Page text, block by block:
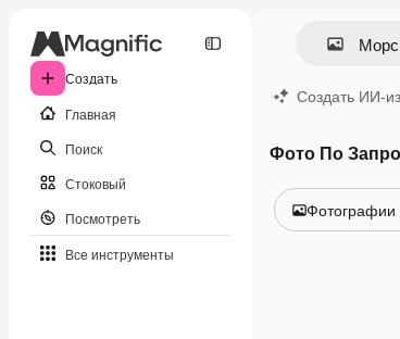
Создать
Главная
Поиск
Стоковый
Посмотреть
Все инструменты
Создать ИИ-
Фото По
Фотографии